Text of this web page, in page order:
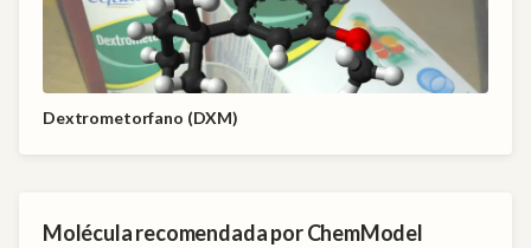
Dextrometorfano (DXM)
Molécula recomendada por ChemModel